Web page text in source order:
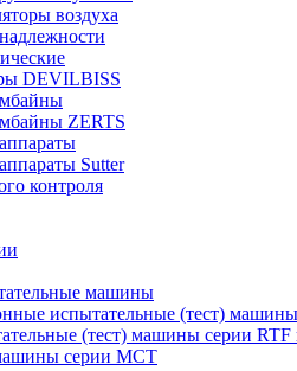
воздуха
DEVILBISS
ZERTS
Sutter
контроля
машины
испытательные (тест)
(тест) машины серии RTF
серии MCT